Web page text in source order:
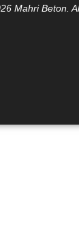
Mahri Beton.